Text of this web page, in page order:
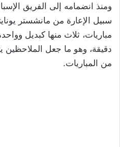
ومنذ انضمامه إلى الفريق
سبيل الإعارة من مانشستر
دقيقة، وهو ما جعل الملاحظين
من المباريات.